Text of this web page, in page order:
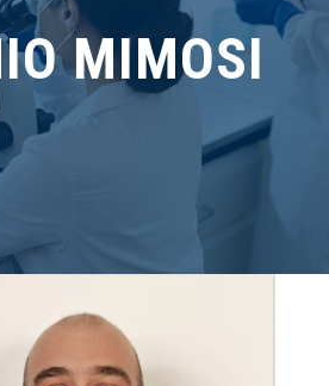
MIMOSI